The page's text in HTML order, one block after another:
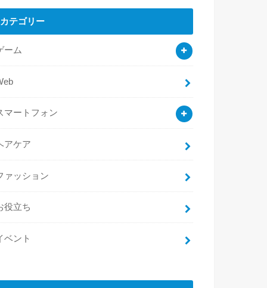
カテゴリー
ーム
マートフォン
アケア
ァッション
役立ち
ベント